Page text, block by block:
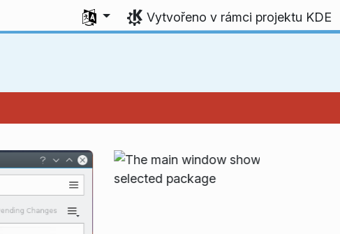
Zvolte svůj jazyk
Vytvořeno v rámci projektu KDE